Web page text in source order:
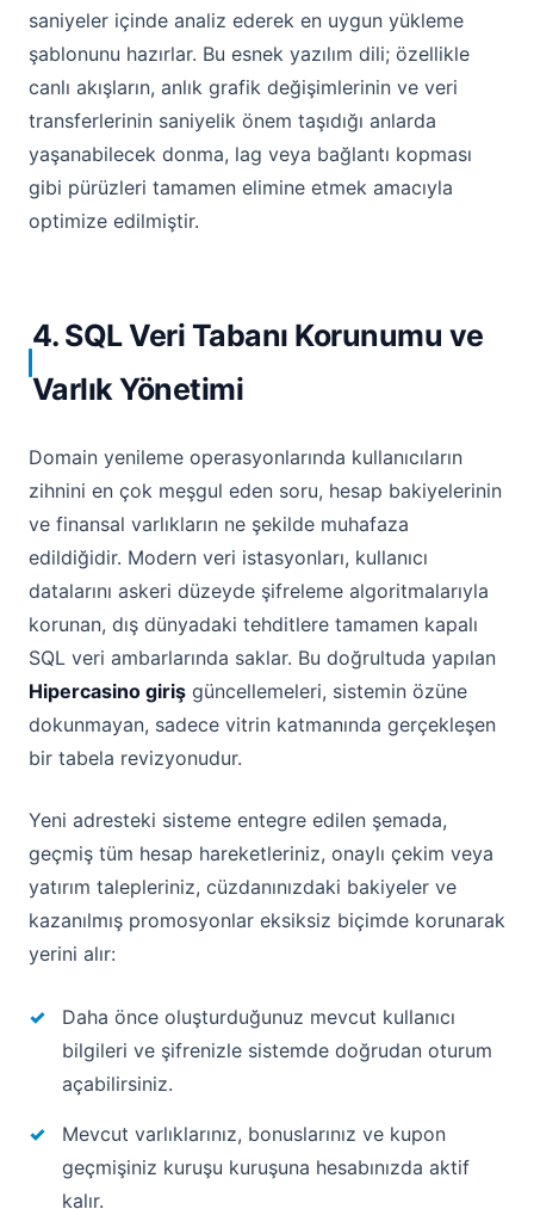
saniyeler içinde analiz ederek en uygun yükleme
şablonunu hazırlar. Bu esnek yazılım dili; özellikle
canlı akışların, anlık grafik değişimlerinin ve veri
transferlerinin saniyelik önem taşıdığı anlarda
yaşanabilecek donma, lag veya bağlantı kopması
gibi pürüzleri tamamen elimine etmek amacıyla
optimize edilmiştir.
4. SQL Veri Tabanı Korunumu ve
Varlık Yönetimi
Domain yenileme operasyonlarında kullanıcıların
zihnini en çok meşgul eden soru, hesap bakiyelerinin
ve finansal varlıkların ne şekilde muhafaza
edildiğidir. Modern veri istasyonları, kullanıcı
datalarını askeri düzeyde şifreleme algoritmalarıyla
korunan, dış dünyadaki tehditlere tamamen kapalı
SQL veri ambarlarında saklar. Bu doğrultuda yapılan
Hipercasino giriş güncellemeleri, sistemin özüne
dokunmayan, sadece vitrin katmanında gerçekleşen
bir tabela revizyonudur.
Yeni adresteki sisteme entegre edilen şemada,
geçmiş tüm hesap hareketleriniz, onaylı çekim veya
yatırım talepleriniz, cüzdanınızdaki bakiyeler ve
kazanılmış promosyonlar eksiksiz biçimde korunarak
yerini alır:
Daha önce oluşturduğunuz mevcut kullanıcı
bilgileri ve şifrenizle sistemde doğrudan oturum
açabilirsiniz.
Mevcut varlıklarınız, bonuslarınız ve kupon
geçmişiniz kuruşu kuruşuna hesabınızda aktif
kalır.